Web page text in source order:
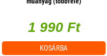
1 990 Ft
KOSÁRBA